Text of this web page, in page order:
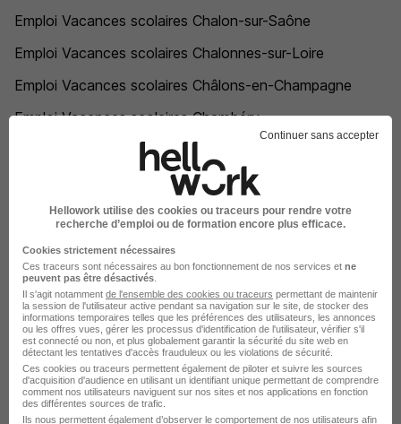
Emploi Vacances scolaires Chalon-sur-Saône
Emploi Vacances scolaires Chalonnes-sur-Loire
Emploi Vacances scolaires Châlons-en-Champagne
Emploi Vacances scolaires Chambéry
Emploi Vacances scolaires Chambourcy
Emploi Vacances scolaires Chambray-lès-Tours
Emploi Vacances scolaires Chamonix-Mont-Blanc
Emploi Vacances scolaires Champagné
Emploi Vacances scolaires Champagne-au-Mont-d'Or
Emploi Vacances scolaires Champigny
Emploi Vacances scolaires Champigny-sur-Marne
Emploi Vacances scolaires Champniers
Emploi Vacances scolaires Chanteloup-les-Vignes
Continuer sans accepter
Hellowork utilise des cookies ou traceurs pour rendre votre
recherche d’emploi ou de formation encore plus efficace.
Cookies strictement nécessaires
Ces traceurs sont nécessaires au bon fonctionnement de nos services et ne
peuvent pas être désactivés
Il s'agit notamment de l'ensemble des cookies ou traceurs permettant de maintenir
la session de l'utilisateur active pendant sa navigation sur le site, de stocker des
informations temporaires telles que les préférences des utilisateurs, les annonces
ou les offres vues, gérer les processus d'identification de l'utilisateur, vérifier s'il
est connecté ou non, et plus globalement garantir la sécurité du site web en
détectant les tentatives d'accès frauduleux ou les violations de sécurité.
Ces cookies ou traceurs permettent également de piloter et suivre les sources
d'acquisition d'audience en utilisant un identifiant unique permettant de comprendre
comment nos utilisateurs naviguent sur nos sites et nos applications en fonction
des différentes sources de trafic.
Ils nous permettent également d’observer le comportement de nos utilisateurs afin